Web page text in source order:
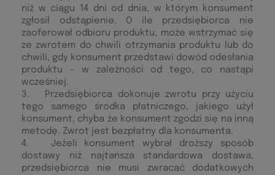
niż w ciągu 14 dni od dnia, w którym konsument
zgłosił odstąpienie. O ile przedsiębiorca nie
zaoferował odbioru produktu, może wstrzymać się
ze zwrotem do chwili otrzymania produktu lub do
chwili, gdy konsument przedstawi dowód odesłania
produktu – w zależności od tego, co nastąpi
wcześniej.
3. Przedsiębiorca dokonuje zwrotu przy użyciu
tego samego środka płatniczego, jakiego użył
konsument, chyba że konsument zgodzi się na inną
metodę. Zwrot jest bezpłatny dla konsumenta.
4. Jeżeli konsument wybrał droższy sposób
dostawy niż najtańsza standardowa dostawa,
przedsiębiorca nie musi zwracać dodatkowych